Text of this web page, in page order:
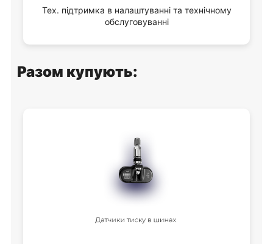
Тех. підтримка в налаштуванні та технічному
обслуговуванні
Разом купують: